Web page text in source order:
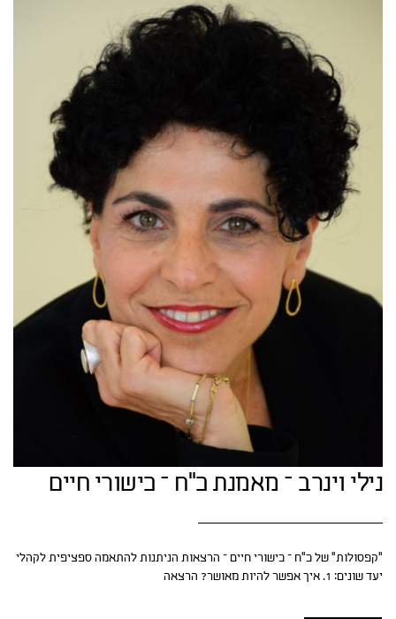
נילי וינרב – מאמנת כ"ח – כישורי חיים
"קפסולות" של כ"ח – כישורי חיים – הרצאות הניתנות להתאמה ספציפית לקהלי
יעד שונים: 1. איך אפשר להיות מאושר? הרצאה